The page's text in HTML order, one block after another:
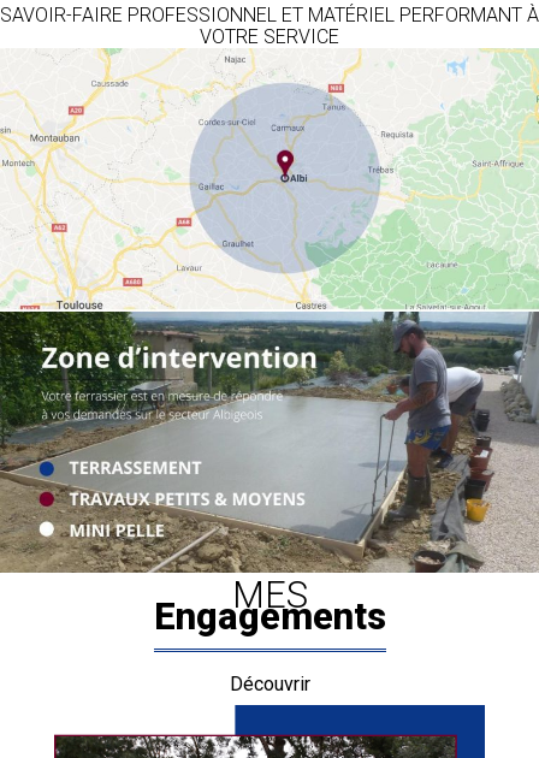
SAVOIR-FAIRE PROFESSIONNEL ET MATÉRIEL PERFORMANT À
VOTRE SERVICE
MES
Engagements
Découvrir